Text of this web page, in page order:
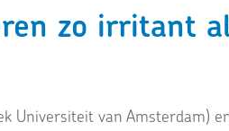
zo irritant
Universiteit van Amsterdam)